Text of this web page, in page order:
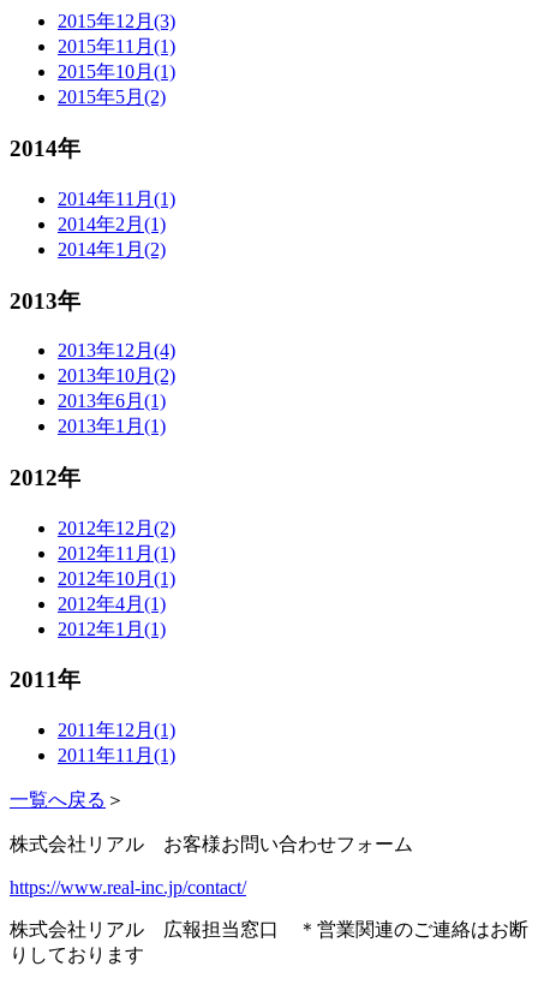
2015年12月(3)
2015年11月(1)
2015年10月(1)
2015年5月(2)
2014年
2014年11月(1)
2014年2月(1)
2014年1月(2)
2013年
2013年12月(4)
2013年10月(2)
2013年6月(1)
2013年1月(1)
2012年
2012年12月(2)
2012年11月(1)
2012年10月(1)
2012年4月(1)
2012年1月(1)
2011年
2011年12月(1)
2011年11月(1)
一覧へ戻る ＞
株式会社リアル お客様お問い合わせフォーム
https://www.real-inc.jp/contact/
株式会社リアル 広報担当窓口 ＊営業関連のご連絡はお断
りしております